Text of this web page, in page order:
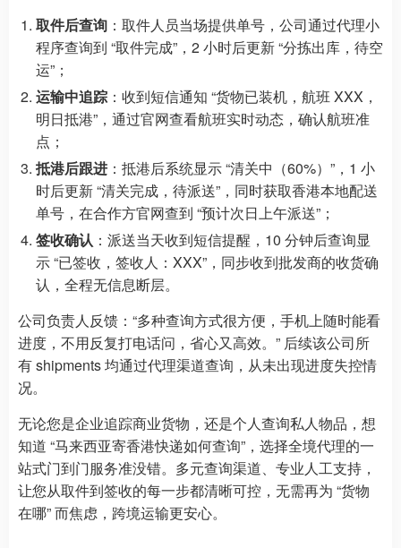
取件后查询 ：取件人员当场提供单号，公司通过代理小
程序查询到 “取件完成”，2 小时后更新 “分拣出库，待空
运”；
运输中追踪 ：收到短信通知 “货物已装机，航班 XXX，
明日抵港”，通过官网查看航班实时动态，确认航班准
点；
抵港后跟进 ：抵港后系统显示 “清关中（60%）”，1 小
时后更新 “清关完成，待派送”，同时获取香港本地配送
单号，在合作方官网查到 “预计次日上午派送”；
签收确认 ：派送当天收到短信提醒，10 分钟后查询显
示 “已签收，签收人：XXX”，同步收到批发商的收货确
认，全程无信息断层。
公司负责人反馈：“多种查询方式很方便，手机上随时能看
进度，不用反复打电话问，省心又高效。” 后续该公司所
有 shipments 均通过代理渠道查询，从未出现进度失控情
况。
无论您是企业追踪商业货物，还是个人查询私人物品，想
知道 “马来西亚寄香港快递如何查询”，选择全境代理的一
站式门到门服务准没错。多元查询渠道、专业人工支持，
让您从取件到签收的每一步都清晰可控，无需再为 “货物
在哪” 而焦虑，跨境运输更安心。